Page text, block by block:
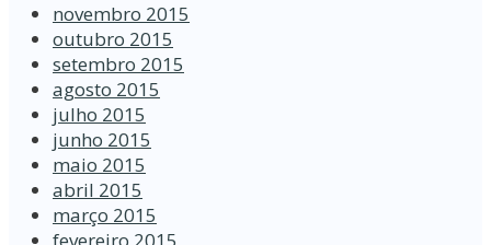
novembro 2015
outubro 2015
setembro 2015
agosto 2015
julho 2015
junho 2015
maio 2015
abril 2015
março 2015